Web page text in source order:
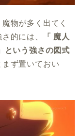
物が多く出てく
的には、
「 魔人
という強さの図式
ず置いておい